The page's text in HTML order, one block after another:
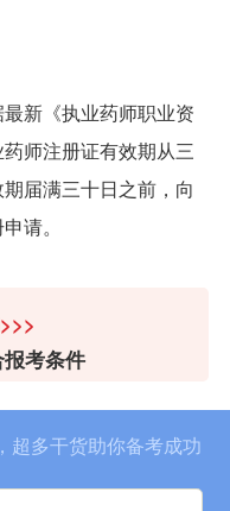
新《执业药师职业资
师注册证有效期从三
届满三十日之前，向
请。
考条件
超多干货助你备考成功